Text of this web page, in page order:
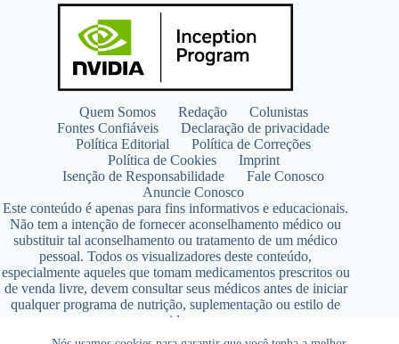
Quem Somos Redação
Colunistas
Fontes Confiáveis
Declaração de privacidade
Política Editorial
Política de Correções
Política de Cookies
Imprint
Isenção de Responsabilidade
Fale Conosco
Anuncie Conosco
Este conteúdo é apenas para fins informativos e educacionais.
Não tem a intenção de fornecer aconselhamento médico ou
substituir tal aconselhamento ou tratamento de um médico
pessoal. Todos os visualizadores deste conteúdo,
especialmente aqueles que tomam medicamentos prescritos ou
de venda livre, devem consultar seus médicos antes de iniciar
qualquer programa de nutrição, suplementação ou estilo de
vida.